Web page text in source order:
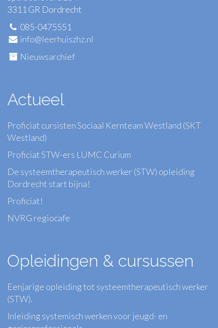
3311 GR Dordrecht
085-0475551
info@leerhuiszhz.nl
Nieuwsarchief
Actueel
Proficiat cursisten Sociaal Kernteam Westland (SKT
Westland)
Proficiat STW-ers LUMC Curium
De systeemtherapeutisch werker (STW) opleiding
Dordrecht start bijna!
Proficiat!
NVRG regiocafe
Opleidingen & cursussen
Eenjarige opleiding tot systeemtherapeutisch werker
(STW).
Inleiding systemisch werken voor jeugd- en